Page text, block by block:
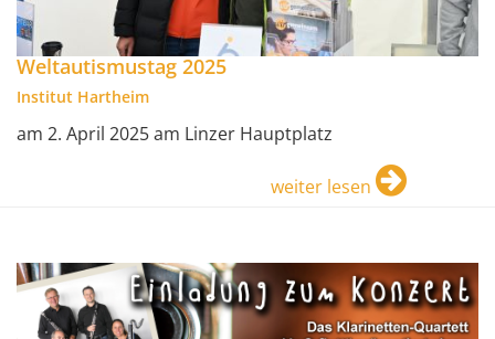
Weltautismustag 2025
Institut Hartheim
am 2. April 2025 am Linzer Hauptplatz
weiter lesen